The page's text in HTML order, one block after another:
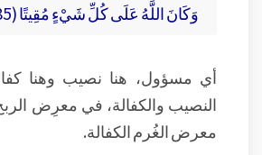
وَكَانَ اللَّهُ عَلَى كُلِّ شَيْءٍ مُقِيتًا (85)﴾
أي مسؤول، هنا نصيب وهنا
النصيب والكفالة، في معرِض
معرض الغُرم الكفالة.